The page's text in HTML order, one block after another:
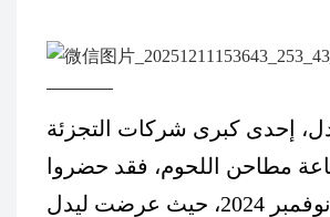
التابع لشركة ليدل، إحدى كبرى شركات التجزئة
مطاحن اللحوم، فقد حضروا
خصيصًا لبحث سبل التعاون. وبعد مناقشات أولية، عُقد اجتماعٌ هام في مصنعنا في نوفمبر 2024، حيث عرضت ليدل